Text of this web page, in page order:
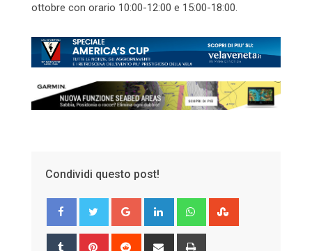
ottobre con orario 10:00-12:00 e 15:00-18:00.
Condividi questo post!
Google+ LinkedIn Whatsapp
Tumblr Pinterest Reddit Share